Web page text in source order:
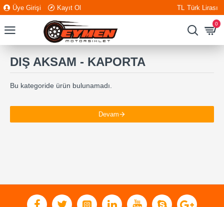
Üye Girişi Kayıt Ol TL Türk Lirası
0
DIŞ AKSAM - KAPORTA
Bu kategoride ürün bulunamadı.
Devam